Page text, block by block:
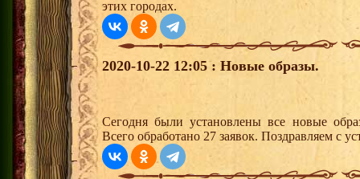
этих городах.
2020-10-22 12:05 : Новые образы.
Сегодня были установлены все новые
Всего обработано 27 заявок. Поздравляем с